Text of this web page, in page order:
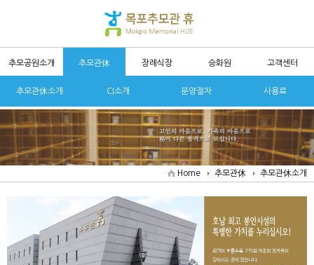
추모공원소개 추모관休
추모관休소개 CI소개 분양절차 사용료
장례식장 승화원 고객센터
Home 추모관休 추모관休소개